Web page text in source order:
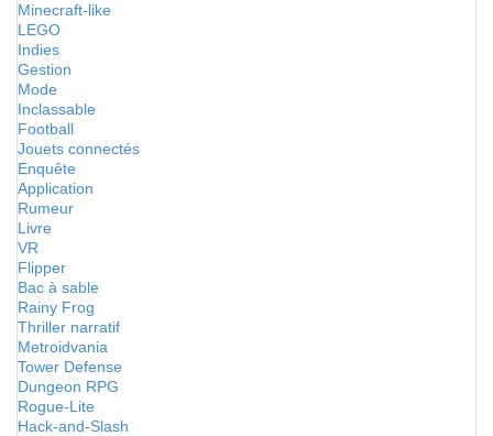
Minecraft-like
LEGO
Indies
Gestion
Mode
Inclassable
Football
Jouets connectés
Enquête
Application
Rumeur
Livre
VR
Flipper
Bac à sable
Rainy Frog
Thriller narratif
Metroidvania
Tower Defense
Dungeon RPG
Rogue-Lite
Hack-and-Slash